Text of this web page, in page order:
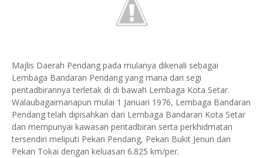
Majlis Daerah Pendang pada mulanya dikenali sebagai
Lembaga Bandaran Pendang yang mana dari segi
pentadbirannya terletak di di bawah Lembaga Kota Setar.
Walaubagaimanapun mulai 1 Januari 1976, Lembaga Bandaran
Pendang telah dipisahkan dari Lembaga Bandaran Kota Setar
dan mempunyai kawasan pentadbiran serta perkhidmatan
tersendiri meliputi Pekan Pendang, Pekan Bukit Jenun dan
Pekan Tokai dengan keluasan 6.825 km/per.